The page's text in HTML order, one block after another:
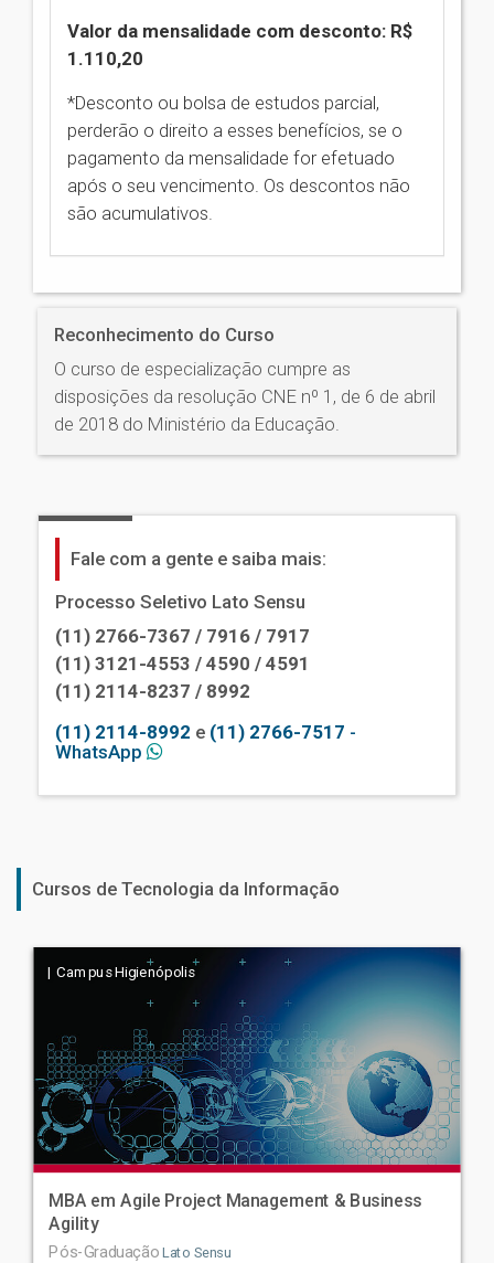
Valor da mensalidade com desconto: R$
1.110,20
*Desconto ou bolsa de estudos parcial,
perderão o direito a esses benefícios, se o
pagamento da mensalidade for efetuado
após o seu vencimento. Os descontos não
são acumulativos.
Reconhecimento do Curso
O curso de especialização cumpre as
disposições da resolução CNE nº 1, de 6 de abril
de 2018 do Ministério da Educação.
Fale com a gente e saiba mais:
Processo Seletivo Lato Sensu
(11) 2766-7367 / 7916 / 7917
(11) 3121-4553 / 4590 / 4591
(11) 2114-8237 / 8992
(11) 2114-8992 e (11) 2766-7517 -
WhatsApp
Cursos de Tecnologia da Informação
| Campus Higienópolis
MBA em Agile Project Management & Business
Agility
Pós-Graduação Lato Sensu